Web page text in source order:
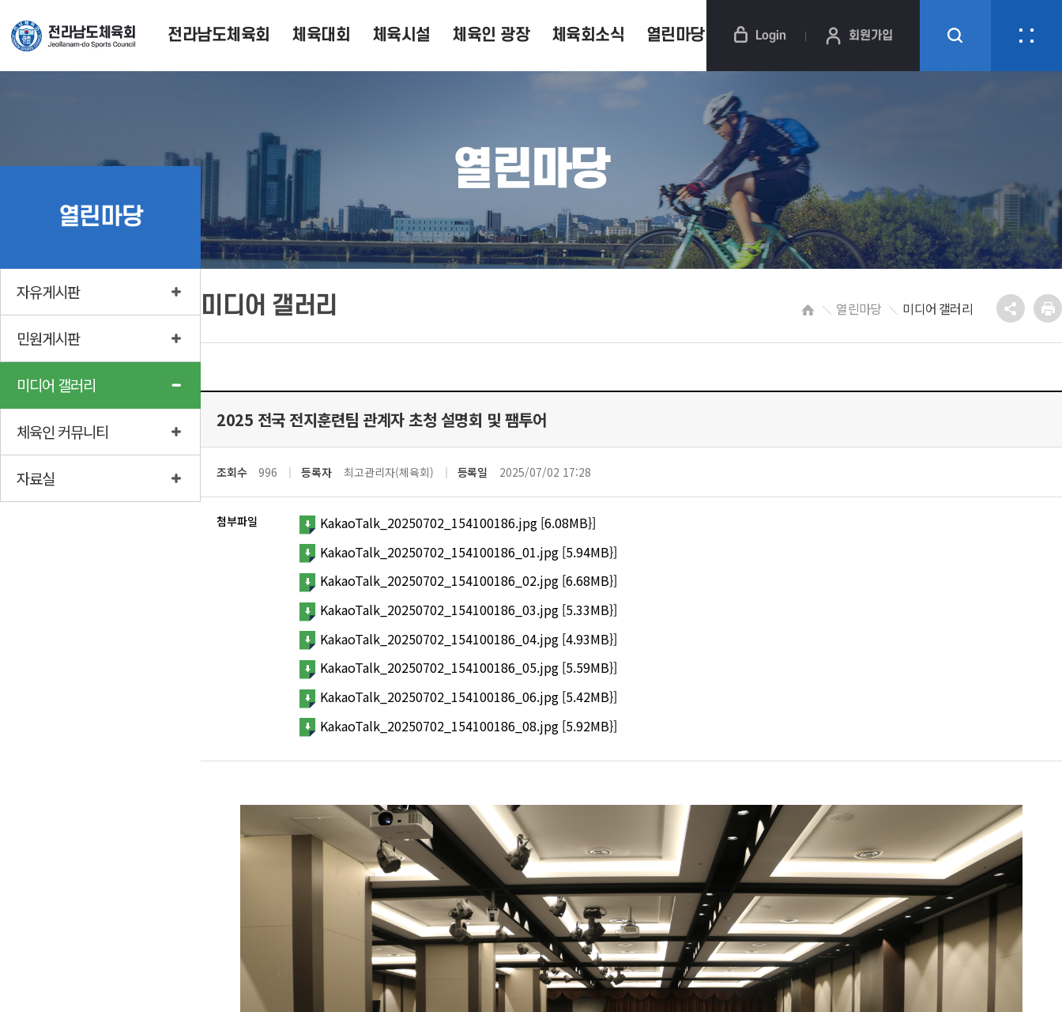
전라남도체육회 체육대회 체육시설 체육인 광장 체육회소식 열린마당 Login 회원가입
열린마당
열린마당
자유게시판
민원게시판
미디어 갤러리
체육인 커뮤니티
자료실
미디어 갤러리 열린마당 미디어 갤러리
2025 전국 전지훈련팀 관계자 초청 설명회 및 팸투어
조회수 996 등록자 최고관리자(체육회) 등록일 2025/07/02 17:28
첨부파일
KakaoTalk_20250702_154100186.jpg [6.08MB}]
KakaoTalk_20250702_154100186_01.jpg [5.94MB}]
KakaoTalk_20250702_154100186_02.jpg [6.68MB}]
KakaoTalk_20250702_154100186_03.jpg [5.33MB}]
KakaoTalk_20250702_154100186_04.jpg [4.93MB}]
KakaoTalk_20250702_154100186_05.jpg [5.59MB}]
KakaoTalk_20250702_154100186_06.jpg [5.42MB}]
KakaoTalk_20250702_154100186_08.jpg [5.92MB}]